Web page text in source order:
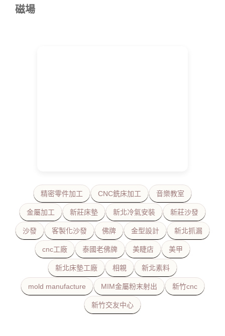
磁場
精密零件加工 CNC銑床加工 音樂教室
金屬加工 新莊床墊 新北冷氣安裝 新莊沙發
沙發 客製化沙發 佛牌 金型設計 新北抓漏
cnc工廠 泰國老佛牌 美睫店 美甲
新北床墊工廠 相親 新北素料
mold manufacture MIM金屬粉末射出 新竹cnc
新竹交友中心